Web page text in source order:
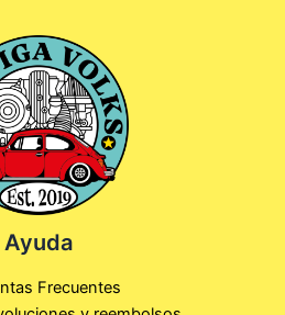
Ayuda
Frecuentes